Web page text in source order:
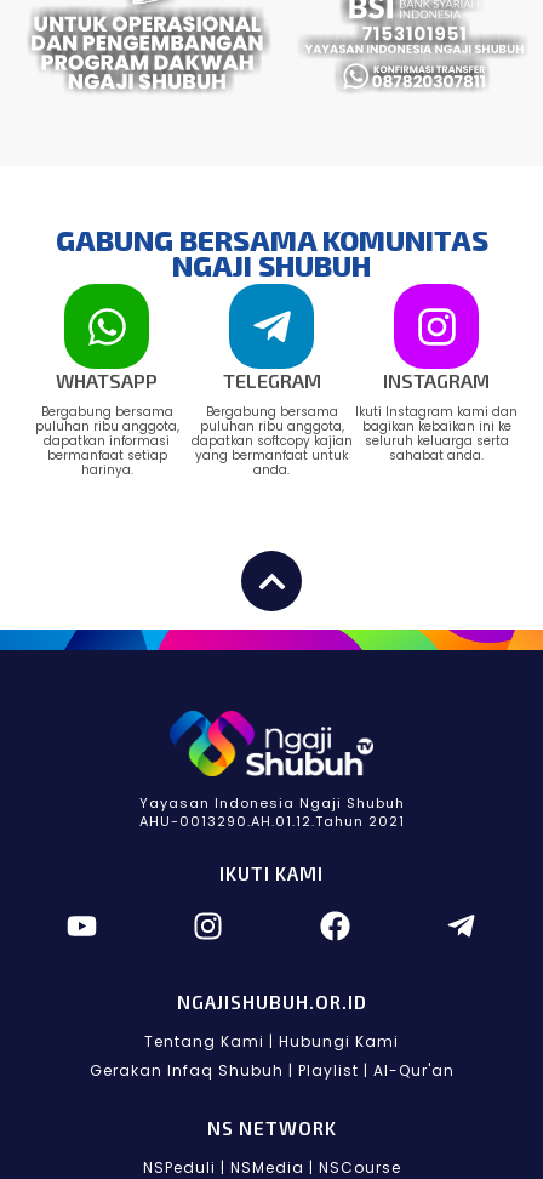
GABUNG BERSAMA KOMUNITAS
NGAJI SHUBUH
WHATSAPP
Bergabung bersama
puluhan ribu anggota,
dapatkan informasi
bermanfaat setiap
harinya.
TELEGRAM
Bergabung bersama
puluhan ribu anggota,
dapatkan softcopy kajian
yang bermanfaat untuk
anda.
INSTAGRAM
Ikuti Instagram kami dan
bagikan kebaikan ini ke
seluruh keluarga serta
sahabat anda.
Yayasan Indonesia Ngaji Shubuh
AHU-0013290.AH.01.12.Tahun 2021
IKUTI KAMI
NGAJISHUBUH.OR.ID
Tentang Kami | Hubungi Kami
Gerakan Infaq Shubuh | Playlist | Al-Qur'an
NS NETWORK
NSPeduli | NSMedia | NSCourse